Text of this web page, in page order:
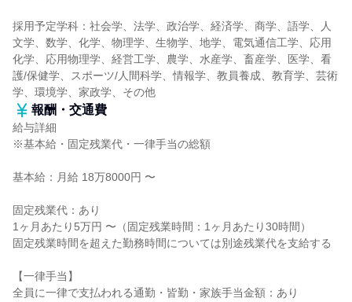
採用予定学科：社会学、法学、政治学、経済学、商学、語学、人
文学、数学、化学、物理学、生物学、地学、電気通信工学、応用
化学、応用物理学、経営工学、農学、水産学、畜産学、医学、看
護/保健学、スポーツ/人間科学、情報学、教員養成、教育学、芸術
学、環境学、家政学、その他
報酬・交通費
給与詳細
※基本給・固定残業代・一律手当の総額
基本給：月給 18万8000円 〜
固定残業代：あり
1ヶ月あたり5万円 〜（固定残業時間：1ヶ月あたり30時間）
固定残業時間を超えた勤務時間については別途残業代を支給する
【一律手当】
全員に一律で支払われる通勤・皆勤・家族手当金額：あり